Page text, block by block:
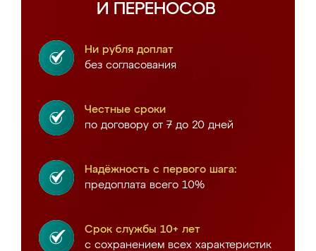
И ПЕРЕНОСОВ
Ни рубля доплат
без согласования
Честные сроки
по договору от 7 до 20 дней
Надёжность с первого шага:
предоплата всего 10%
Срок службы 10+ лет
с сохранением всех характеристик